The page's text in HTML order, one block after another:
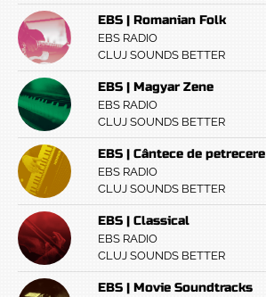
EBS | Romanian Folk
EBS RADIO
CLUJ SOUNDS BETTER
EBS | Magyar Zene
EBS RADIO
CLUJ SOUNDS BETTER
EBS | Cântece de petrecere
EBS RADIO
CLUJ SOUNDS BETTER
EBS | Classical
EBS RADIO
CLUJ SOUNDS BETTER
EBS | Movie Soundtracks